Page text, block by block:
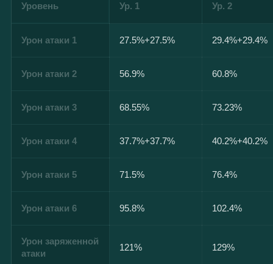
Уровень Ур. 1 Ур. 2
Урон атаки 1 27.5%+27.5% 29.4%+29.4%
Урон атаки 2 56.9% 60.8%
Урон атаки 3 68.55% 73.23%
Урон атаки 4 37.7%+37.7% 40.2%+40.2%
Урон атаки 5 71.5% 76.4%
Урон атаки 6 95.8% 102.4%
Урон заряженной
атаки
121% 129%